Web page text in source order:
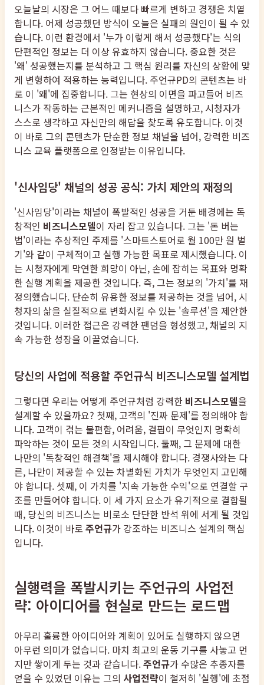
오늘날의 시장은 그 어느 때보다 빠르게 변하고 경쟁은 치열
합니다. 어제 성공했던 방식이 오늘은 실패의 원인이 될 수 있
습니다. 이런 환경에서 '누가 이렇게 해서 성공했다'는 식의
단편적인 정보는 더 이상 유효하지 않습니다. 중요한 것은
'왜' 성공했는지를 분석하고 그 핵심 원리를 자신의 상황에 맞
게 변형하여 적용하는 능력입니다. 주언규PD의 콘텐츠는 바
로 이 '왜'에 집중합니다. 그는 현상의 이면을 파고들어 비즈
니스가 작동하는 근본적인 메커니즘을 설명하고, 시청자가
스스로 생각하고 자신만의 해답을 찾도록 유도합니다. 이것
이 바로 그의 콘텐츠가 단순한 정보 채널을 넘어, 강력한 비즈
니스 교육 플랫폼으로 인정받는 이유입니다.
'신사임당' 채널의 성공 공식: 가치 제안의 재정의
'신사임당'이라는 채널이 폭발적인 성공을 거둔 배경에는 독
창적인 비즈니스모델이 자리 잡고 있습니다. 그는 '돈 버는
법'이라는 추상적인 주제를 '스마트스토어로 월 100만 원 벌
기'와 같이 구체적이고 실행 가능한 목표로 제시했습니다. 이
는 시청자에게 막연한 희망이 아닌, 손에 잡히는 목표와 명확
한 실행 계획을 제공한 것입니다. 즉, 그는 정보의 '가치'를 재
정의했습니다. 단순히 유용한 정보를 제공하는 것을 넘어, 시
청자의 삶을 실질적으로 변화시킬 수 있는 '솔루션'을 제안한
것입니다. 이러한 접근은 강력한 팬덤을 형성했고, 채널의 지
속 가능한 성장을 이끌었습니다.
당신의 사업에 적용할 주언규식 비즈니스모델 설계법
그렇다면 우리는 어떻게 주언규처럼 강력한 비즈니스모델을
설계할 수 있을까요? 첫째, 고객의 '진짜 문제'를 정의해야 합
니다. 고객이 겪는 불편함, 어려움, 결핍이 무엇인지 명확히
파악하는 것이 모든 것의 시작입니다. 둘째, 그 문제에 대한
나만의 '독창적인 해결책'을 제시해야 합니다. 경쟁사와는 다
른, 나만이 제공할 수 있는 차별화된 가치가 무엇인지 고민해
야 합니다. 셋째, 이 가치를 '지속 가능한 수익'으로 연결할 구
조를 만들어야 합니다. 이 세 가지 요소가 유기적으로 결합될
때, 당신의 비즈니스는 비로소 단단한 반석 위에 서게 될 것입
니다. 이것이 바로 주언규가 강조하는 비즈니스 설계의 핵심
입니다.
실행력을 폭발시키는 주언규의 사업전
략: 아이디어를 현실로 만드는 로드맵
아무리 훌륭한 아이디어와 계획이 있어도 실행하지 않으면
아무런 의미가 없습니다. 마치 최고의 운동 기구를 사놓고 먼
지만 쌓이게 두는 것과 같습니다.주언규가 수많은 추종자를
얻을 수 있었던 이유는 그의 사업전략이 철저히 '실행'에 초점